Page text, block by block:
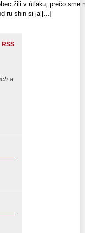
žili v útlaku, prečo sme
ru-shin si ja [...]
RSS
a